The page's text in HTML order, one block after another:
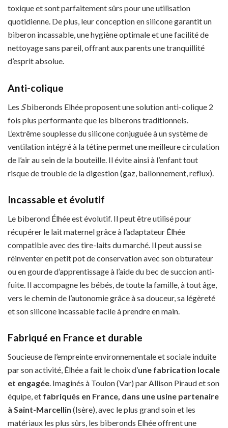
toxique et sont parfaitement sûrs pour une utilisation
quotidienne. De plus, leur conception en silicone garantit un
biberon incassable, une hygiène optimale et une facilité de
nettoyage sans pareil, offrant aux parents une tranquillité
d’esprit absolue.
Anti-colique
Les Sbiberonds Elhée proposent une solution anti-colique 2
fois plus performante que les biberons traditionnels.
L’extrême souplesse du silicone conjuguée à un système de
ventilation intégré à la tétine permet une meilleure circulation
de l’air au sein de la bouteille. Il évite ainsi à l’enfant tout
risque de trouble de la digestion (gaz, ballonnement, reflux).
Incassable et évolutif
Le biberond Élhée est évolutif. Il peut être utilisé pour
récupérer le lait maternel grâce à l’adaptateur Élhée
compatible avec des tire-laits du marché. Il peut aussi se
réinventer en petit pot de conservation avec son obturateur
ou en gourde d’apprentissage à l’aide du bec de succion anti-
fuite. Il accompagne les bébés, de toute la famille, à tout âge,
vers le chemin de l’autonomie grâce à sa douceur, sa légèreté
et son silicone incassable facile à prendre en main.
Fabriqué en France et durable
Soucieuse de l’empreinte environnementale et sociale induite
par son activité, Élhée a fait le choix d’une fabrication locale
et engagée . Imaginés à Toulon (Var) par Allison Piraud et son
équipe, et fabriqués en France, dans une usine partenaire
à Saint-Marcellin (Isère), avec le plus grand soin et les
matériaux les plus sûrs, les biberonds Elhée offrent une